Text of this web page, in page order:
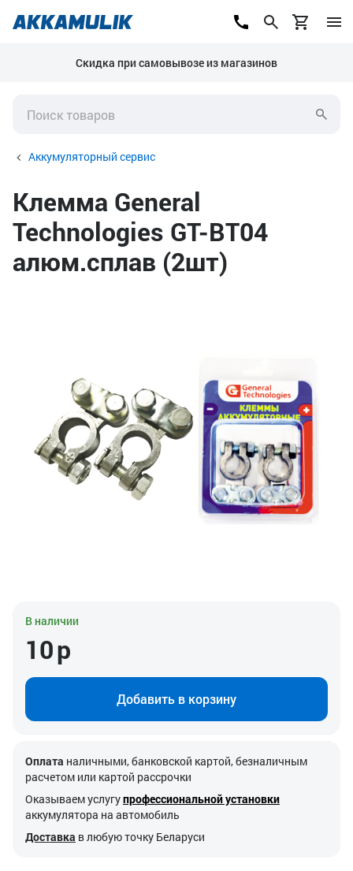
Скидка при самовывозе из магазинов
Аккумуляторный сервис
Клемма General
Technologies GT-BT04
алюм.сплав (2шт)
В наличии
10р
Добавить в корзину
Оплата наличными, банковской картой, безналичным
расчетом или картой рассрочки
Оказываем услугупрофессиональной установки
аккумулятора на автомобиль
Доставка в любую точку Беларуси